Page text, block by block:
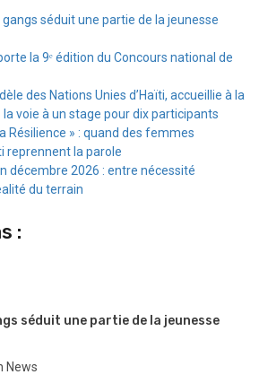
gangs séduit une partie de la jeunesse
la 9ᵉ édition du Concours national de
des Nations Unies d’Haïti, accueillie à la
voie à un stage pour dix participants
Résilience » : quand des femmes
reprennent la parole
décembre 2026 : entre nécessité
du terrain
:
séduit une partie de la jeunesse
News